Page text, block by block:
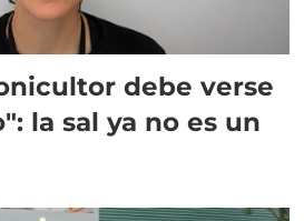
debe verse
la sal ya no es un